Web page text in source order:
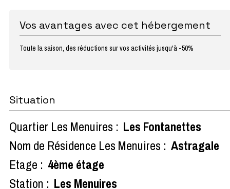
Vos avantages avec cet hébergement
Toute la saison, des réductions sur vos activités jusqu'à -50%
Situation
Quartier Les Menuires : Les Fontanettes
Nom de Résidence Les Menuires : Astragale
Etage : 4ème étage
Station : Les Menuires